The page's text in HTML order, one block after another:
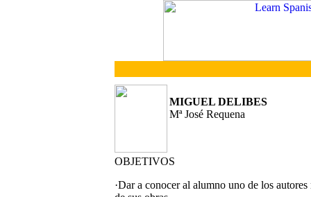
MIGUEL DELIBES
Mª José Requena
OBJETIVOS
·Dar a conocer al alumno uno de los